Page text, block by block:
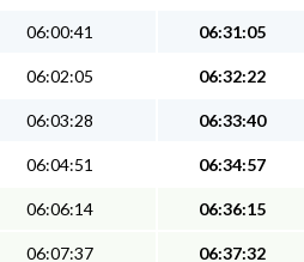
06:00:41 06:31:05
06:02:05 06:32:22
06:03:28 06:33:40
06:04:51 06:34:57
06:06:14 06:36:15
06:07:37 06:37:32